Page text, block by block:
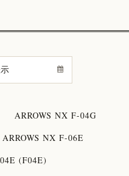
ARROWS NX F-04G
ARROWS NX F-06E
(F04E)